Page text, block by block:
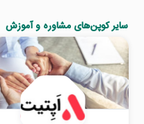
سایر کوپن‌های مشاوره و آموزش